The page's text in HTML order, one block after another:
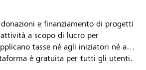
e finanziamento di progetti
a scopo di lucro per
tasse né agli iniziatori né ai
è gratuita per tutti gli utenti.